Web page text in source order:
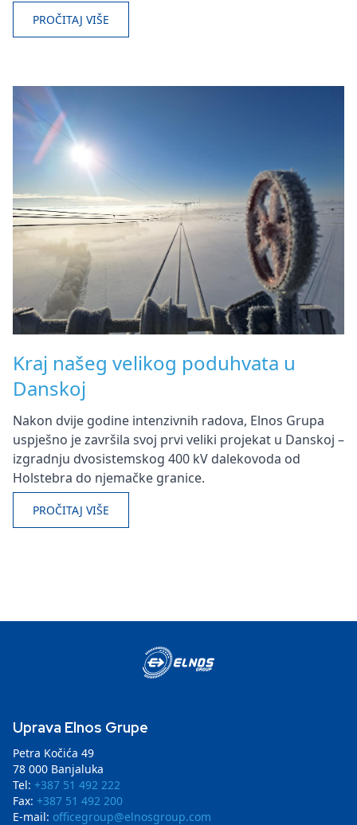
PROČITAJ VIŠE
Kraj našeg velikog poduhvata u
Danskoj
Nakon dvije godine intenzivnih radova, Elnos Grupa
uspješno je završila svoj prvi veliki projekat u Danskoj –
izgradnju dvosistemskog 400 kV dalekovoda od
Holstebra do njemačke granice.
PROČITAJ VIŠE
Uprava Elnos Grupe
Petra Kočića 49
78 000 Banjaluka
Tel: +387 51 492 222
Fax: +387 51 492 200
E-mail: officegroup@elnosgroup.com